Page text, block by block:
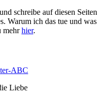
schreibe auf diesen Seiten
Warum ich das tue und was
mehrhier.
Liebe